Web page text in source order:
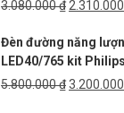
3.080.000₫ Giá
là:
3.080.000
2.310.000
Đèn đường năng
LED40/765 kit Philips
5.800.000₫Giá
3.200.000